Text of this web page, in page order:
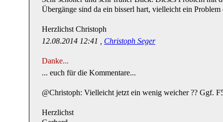
Übergänge sind da ein bisserl hart, vielleicht ein
Herzlichst Christoph
12.08.2014 12:41 , Christoph Seger
Danke...
... euch für die Kommentare...
@Christoph: Vielleicht jetzt ein wenig weicher ?? Ggf.
Herzlichst